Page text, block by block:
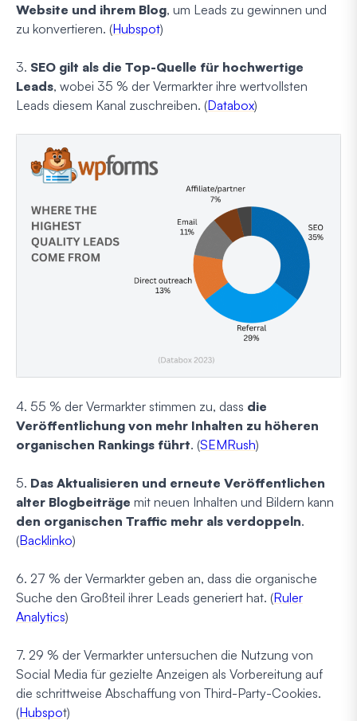
Website und ihrem Blog, um Leads zu gewinnen und
zu konvertieren. (Hubspot)
3. SEO gilt als die Top-Quelle für hochwertige
Leads, wobei 35 % der Vermarkter ihre wertvollsten
Leads diesem Kanal zuschreiben. (Databox)
4. 55 % der Vermarkter stimmen zu, dass die
Veröffentlichung von mehr Inhalten zu höheren
organischen Rankings führt. (SEMRush)
5. Das Aktualisieren und erneute Veröffentlichen
alter Blogbeiträge mit neuen Inhalten und Bildern kann
den organischen Traffic mehr als verdoppeln.
(Backlinko)
6. 27 % der Vermarkter geben an, dass die organische
Suche den Großteil ihrer Leads generiert hat. (Ruler
Analytics)
7. 29 % der Vermarkter untersuchen die Nutzung von
Social Media für gezielte Anzeigen als Vorbereitung auf
die schrittweise Abschaffung von Third-Party-Cookies.
(Hubspot)